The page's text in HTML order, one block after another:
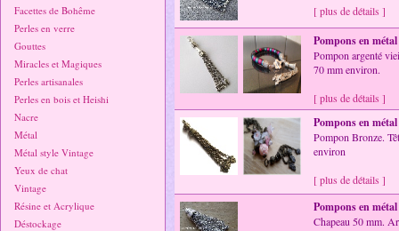
Facettes de Bohême
Perles en verre
Gouttes
Miracles et Magiques
Perles artisanales
Perles en bois et Heishi
Nacre
Métal
Métal style Vintage
Yeux de chat
Vintage
Résine et Acrylique
Déstockage
[ plus de détails ]
Pompons en métal
Pompon argenté
70 mm environ.
[ plus de détails ]
Pompons en métal
Pompon Bronze.
environ
[ plus de détails ]
Pompons en métal
Chapeau 50 mm.